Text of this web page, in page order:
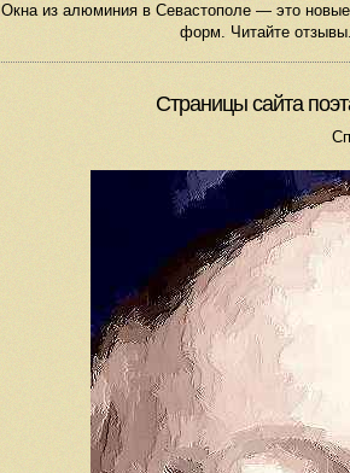
Окна из алюминия в Севастополе — это
форм. Читайте
Страницы сайта